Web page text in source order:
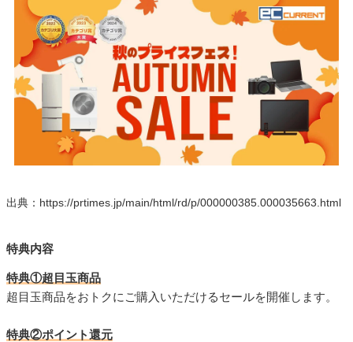
出典：https://prtimes.jp/main/html/rd/p/000000385.000035663.html
特典内容
特典①超目玉商品
超目玉商品をおトクにご購入いただけるセールを開催します。
特典②ポイント還元